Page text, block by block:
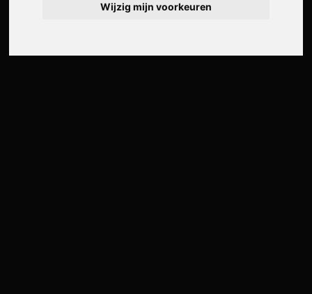
Wijzig mijn voorkeuren